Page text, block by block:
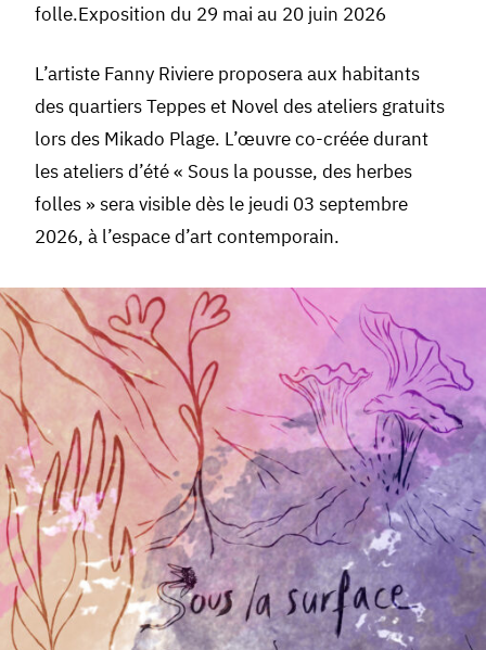
folle.Exposition du 29 mai au 20 juin 2026
L’artiste Fanny Riviere proposera aux habitants
des quartiers Teppes et Novel des ateliers gratuits
lors des Mikado Plage. L’œuvre co-créée durant
les ateliers d’été « Sous la pousse, des herbes
folles » sera visible dès le jeudi 03 septembre
2026, à l’espace d’art contemporain.